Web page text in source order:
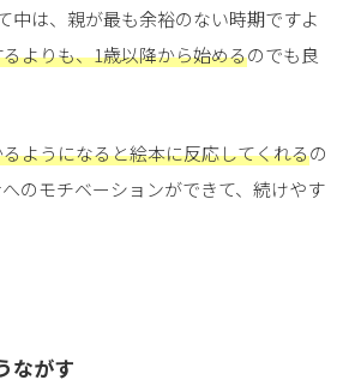
中は、親が最も余裕のない時期ですよ
よりも、1歳以降から始めるのでも良
ようになると絵本に反応してくれるの
のモチベーションができて、続けやす
ながす